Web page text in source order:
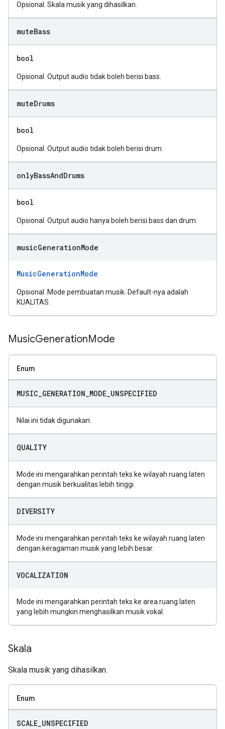
Opsional. Skala musik yang dihasilkan.
muteBass
bool
Opsional. Output audio tidak boleh berisi bass.
muteDrums
bool
Opsional. Output audio tidak boleh berisi drum.
onlyBassAndDrums
bool
Opsional. Output audio hanya boleh berisi bass dan drum.
musicGenerationMode
MusicGenerationMode
Opsional. Mode pembuatan musik. Default-nya adalah
KUALITAS.
MusicGenerationMode
Enum
MUSIC GENERATION MODE UNSPECIFIED
Nilai ini tidak digunakan.
QUALITY
Mode ini mengarahkan perintah teks ke wilayah ruang laten
dengan musik berkualitas lebih tinggi.
DIVERSITY
Mode ini mengarahkan perintah teks ke wilayah ruang laten
dengan keragaman musik yang lebih besar.
VOCALIZATION
Mode ini mengarahkan perintah teks ke area ruang laten
yang lebih mungkin menghasilkan musik vokal.
Skala
Skala musik yang dihasilkan.
Enum
SCALE UNSPECIFIED